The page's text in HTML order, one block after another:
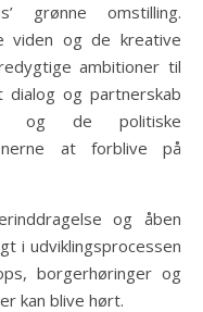
grønne omstilling.
viden og de kreative
ambitioner til
og partnerskab
og de politiske
at forblive på
og åben
i udviklingsprocessen
borgerhøringer og
kan blive hørt.